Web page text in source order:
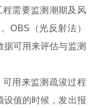
需要监测潮期及风
OBS（光反射法）
据可用来评估与监测
用来监测疏浚过程
设值的时候，发出报